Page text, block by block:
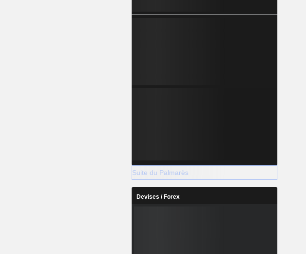
Suite du Palmarès
Devises / Forex